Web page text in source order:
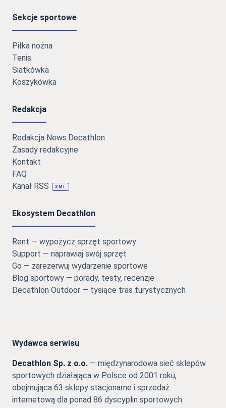
Sekcje sportowe
Piłka nożna
Tenis
Siatkówka
Koszykówka
Redakcja
Redakcja News.Decathlon
Zasady redakcyjne
Kontakt
FAQ
Kanał RSS
XML
Ekosystem Decathlon
Rent — wypożycz sprzęt sportowy
Support — naprawiaj swój sprzęt
Go — zarezerwuj wydarzenie sportowe
Blog sportowy — porady, testy, recenzje
Decathlon Outdoor — tysiące tras turystycznych
Wydawca serwisu
Decathlon Sp. z o.o. — międzynarodowa sieć sklepów
sportowych działająca w Polsce od 2001 roku,
obejmująca 63 sklepy stacjonarne i sprzedaż
internetową dla ponad 86 dyscyplin sportowych.